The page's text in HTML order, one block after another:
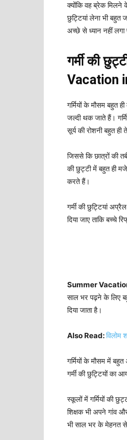
क्योंकि वह ब्रेक
छुट्टियां लेना भी बहुत
अच्छे से ध्यान नहीं लगा
गर्मी की
Vacation
गर्मियों के मौसम बहुत
जल्दी थक जाते हैं।
सूर्य की रोशनी बहुत ही
जिससे कि छात्रों की
की छुट्टी में बहुत ही
करते हैं।
गर्मी की छुट्टियां
दिया जाए ताकि
Summer
साल भर पढ़ने के लिए
दिया जाता है।
Also Read:विलोम
गर्मियों के मौसम में बहुत
गर्मी की छुट्टियों का
स्कूलों में गर्मियों की
शिक्षक भी अपने गांव
भी साल भर के मेहनत